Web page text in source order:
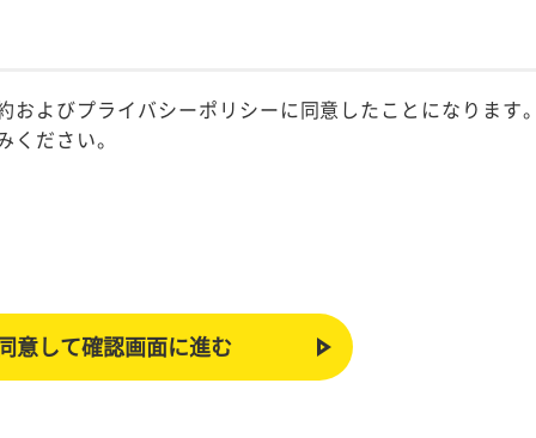
よびプライバシーポリシーに同意したことになります。
ください。